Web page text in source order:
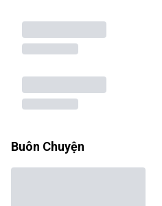
Buôn Chuyện